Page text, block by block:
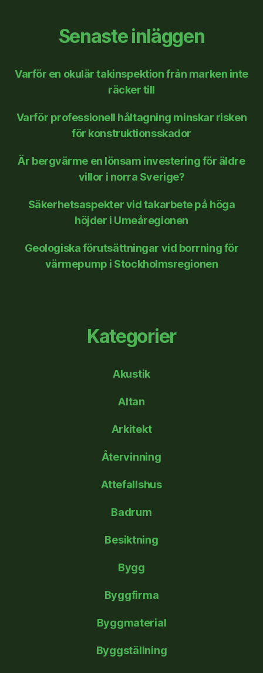
Senaste inläggen
Varför en okulär takinspektion från marken inte
räcker till
Varför professionell håltagning minskar risken
för konstruktionsskador
Är bergvärme en lönsam investering för äldre
villor i norra Sverige?
Säkerhetsaspekter vid takarbete på höga
höjder i Umeåregionen
Geologiska förutsättningar vid borrning för
värmepump i Stockholmsregionen
Kategorier
Akustik
Altan
Arkitekt
Återvinning
Attefallshus
Badrum
Besiktning
Bygg
Byggfirma
Byggmaterial
Byggställning